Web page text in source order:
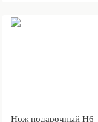
Нож подарочный Н6